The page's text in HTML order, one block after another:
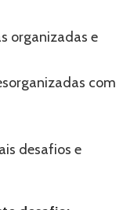
organizadas e
com
desafios e